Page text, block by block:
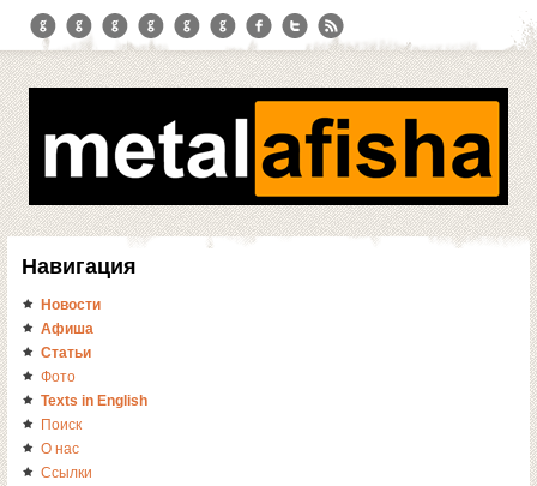
Навигация
Новости
Афиша
Статьи
Фото
Texts in English
Поиск
О нас
Ссылки